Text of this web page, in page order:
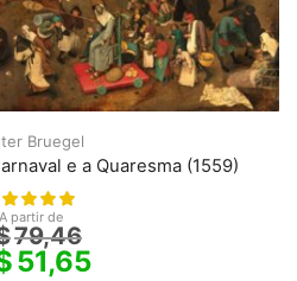
Bruegel
e a Quaresma (1559)
A partir de
79,46
51,65